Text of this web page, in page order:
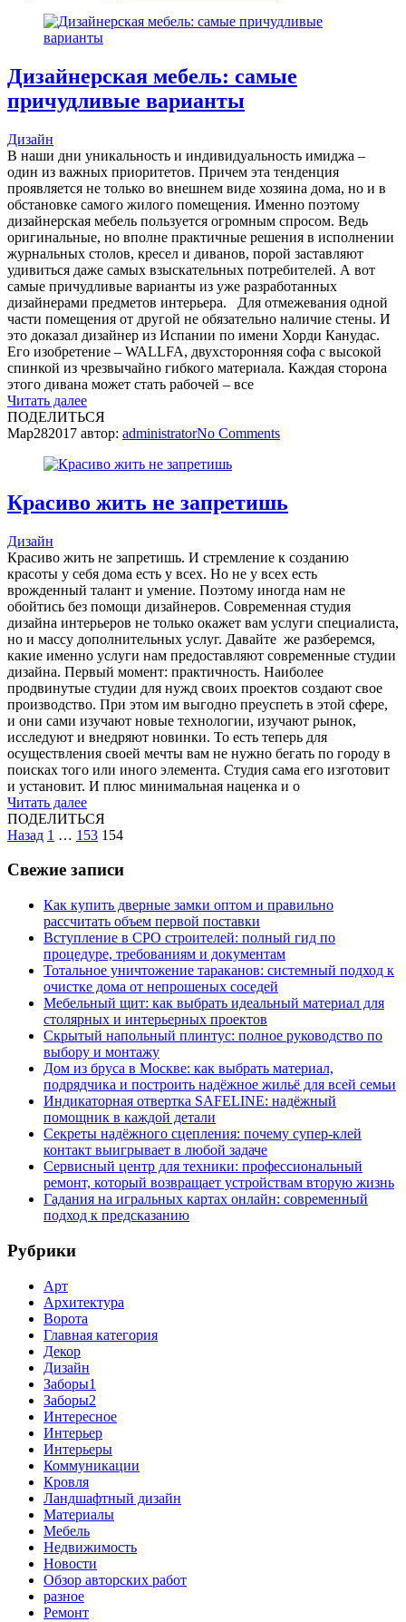
Дизайнерская мебель: самые
причудливые варианты
Дизайн
В наши дни уникальность и индивидуальность имиджа –
один из важных приоритетов. Причем эта тенденция
проявляется не только во внешнем виде хозяина дома, но и в
обстановке самого жилого помещения. Именно поэтому
дизайнерская мебель пользуется огромным спросом. Ведь
оригинальные, но вполне практичные решения в исполнении
журнальных столов, кресел и диванов, порой заставляют
удивиться даже самых взыскательных потребителей. А вот
самые причудливые варианты из уже разработанных
дизайнерами предметов интерьера. Для отмежевания одной
части помещения от другой не обязательно наличие стены. И
это доказал дизайнер из Испании по имени Хорди Канудас.
Его изобретение – WALLFA, двухсторонняя софа с высокой
спинкой из чрезвычайно гибкого материала. Каждая сторона
этого дивана может стать рабочей – все
Читать далее
ПОДЕЛИТЬСЯ
Мар282017 автор: administratorNo Comments
Красиво жить не запретишь
Дизайн
Красиво жить не запретишь. И стремление к созданию
красоты у себя дома есть у всех. Но не у всех есть
врожденный талант и умение. Поэтому иногда нам не
обойтись без помощи дизайнеров. Современная студия
дизайна интерьеров не только окажет вам услуги специалиста,
но и массу дополнительных услуг. Давайте же разберемся,
какие именно услуги нам предоставляют современные студии
дизайна. Первый момент: практичность. Наиболее
продвинутые студии для нужд своих проектов создают свое
производство. При этом им выгодно преуспеть в этой сфере,
и они сами изучают новые технологии, изучают рынок,
исследуют и внедряют новинки. То есть теперь для
осуществления своей мечты вам не нужно бегать по городу в
поисках того или иного элемента. Студия сама его изготовит
и установит. И плюс минимальная наценка и о
Читать далее
ПОДЕЛИТЬСЯ
Пагинация
записей
Назад 1 … 153 154
Свежие записи
Как купить дверные замки оптом и правильно
рассчитать объем первой поставки
Вступление в СРО строителей: полный гид по
процедуре, требованиям и документам
Тотальное уничтожение тараканов: системный подход к
очистке дома от непрошеных соседей
Мебельный щит: как выбрать идеальный материал для
столярных и интерьерных проектов
Скрытый напольный плинтус: полное руководство по
выбору и монтажу
Дом из бруса в Москве: как выбрать материал,
подрядчика и построить надёжное жильё для всей семьи
Индикаторная отвертка SAFELINE: надёжный
помощник в каждой детали
Секреты надёжного сцепления: почему супер‑клей
контакт выигрывает в любой задаче
Сервисный центр для техники: профессиональный
ремонт, который возвращает устройствам вторую жизнь
Гадания на игральных картах онлайн: современный
подход к предсказанию
Рубрики
Арт
Архитектура
Ворота
Главная категория
Декор
Дизайн
Заборы1
Заборы2
Интересное
Интерьер
Интерьеры
Коммуникации
Кровля
Ландшафтный дизайн
Материалы
Мебель
Недвижимость
Новости
Обзор авторских работ
разное
Ремонт